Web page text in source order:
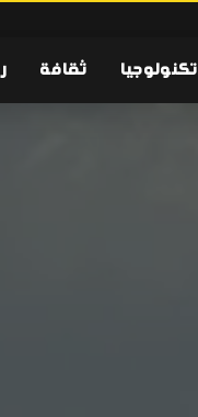
تكنولوجيا ثقافة